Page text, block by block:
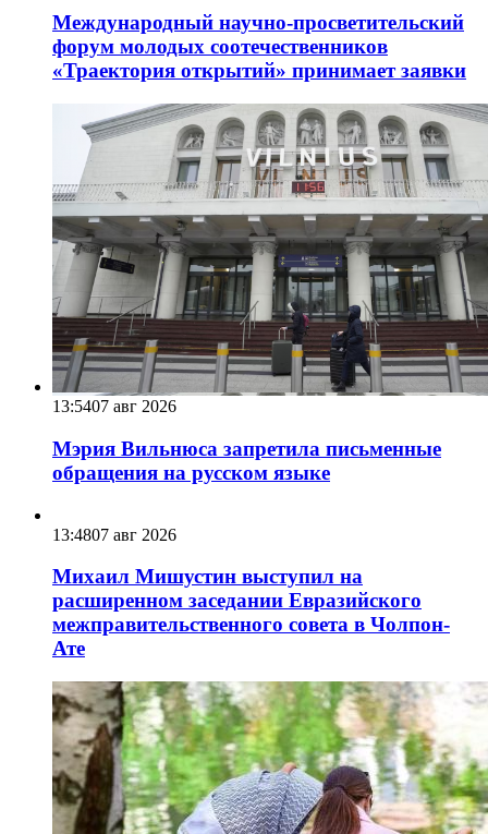
Международный научно-просветительский
форум молодых соотечественников
«Траектория открытий» принимает заявки
13:5407 авг 2026
Мэрия Вильнюса запретила письменные
обращения на русском языке
13:4807 авг 2026
Михаил Мишустин выступил на
расширенном заседании Евразийского
межправительственного совета в Чолпон-
Ате